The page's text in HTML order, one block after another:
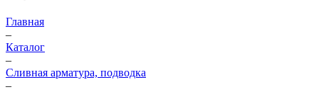
Главная
–
Каталог
–
Сливная арматура, подводка
–